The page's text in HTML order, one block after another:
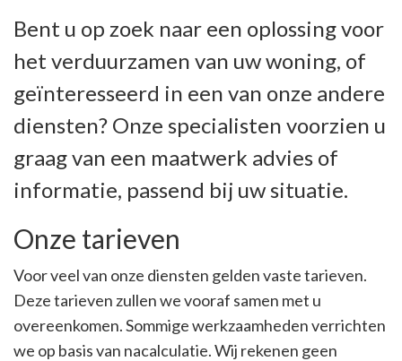
Bent u op zoek naar een oplossing voor
het verduurzamen van uw woning, of
geïnteresseerd in een van onze andere
diensten? Onze specialisten voorzien u
graag van een maatwerk advies of
informatie, passend bij uw situatie.
Onze tarieven
Voor veel van onze diensten gelden vaste tarieven.
Deze tarieven zullen we vooraf samen met u
overeenkomen. Sommige werkzaamheden verrichten
we op basis van nacalculatie. Wij rekenen geen